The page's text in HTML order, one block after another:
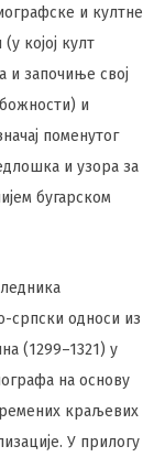
и култне
којој култ
и започиње свој
и
поменутог
и узора за
бугарском
српски односи из
(1299–1321) у
на основу
краљевих
У прилогу